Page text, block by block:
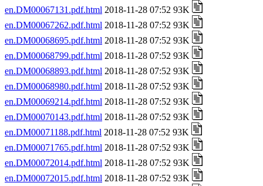
en.DM00067131.pdf.html 2018-11-28 07:52 93K
en.DM00067262.pdf.html 2018-11-28 07:52 93K
en.DM00068695.pdf.html 2018-11-28 07:52 93K
en.DM00068799.pdf.html 2018-11-28 07:52 93K
en.DM00068893.pdf.html 2018-11-28 07:52 93K
en.DM00068980.pdf.html 2018-11-28 07:52 93K
en.DM00069214.pdf.html 2018-11-28 07:52 93K
en.DM00070143.pdf.html 2018-11-28 07:52 93K
en.DM00071188.pdf.html 2018-11-28 07:52 93K
en.DM00071765.pdf.html 2018-11-28 07:52 93K
en.DM00072014.pdf.html 2018-11-28 07:52 93K
en.DM00072015.pdf.html 2018-11-28 07:52 93K